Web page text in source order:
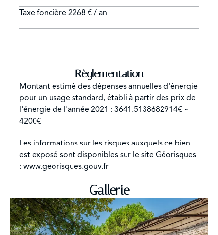
Taxe foncière 2268 € / an
Règlementation
Montant estimé des dépenses annuelles d'énergie
pour un usage standard, établi à partir des prix de
l'énergie de l'année 2021 : 3641.5138682914€ ~
4200€
Les informations sur les risques auxquels ce bien
est exposé sont disponibles sur le site Géorisques
: www.georisques.gouv.fr
Gallerie